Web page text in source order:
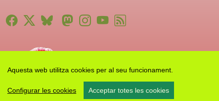
Aquesta web utilitza cookies per al seu funcionament.
Configurar les cookies Acceptar totes les cookies